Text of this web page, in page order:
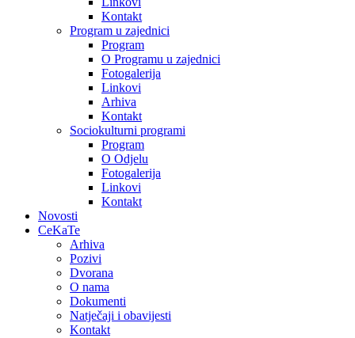
Kontakt
Program u zajednici
Program
O Programu u zajednici
Fotogalerija
Linkovi
Arhiva
Kontakt
Sociokulturni programi
Program
O Odjelu
Fotogalerija
Linkovi
Kontakt
Novosti
CeKaTe
Arhiva
Pozivi
Dvorana
O nama
Dokumenti
Natječaji i obavijesti
Kontakt